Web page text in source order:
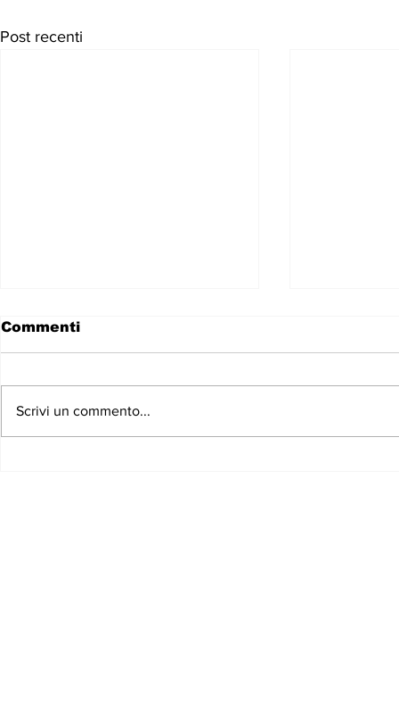
Post recenti
Commenti
Scrivi un commento...